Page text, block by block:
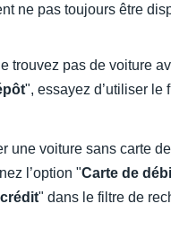
ne pas toujours être
trouvez pas de voiture
", essayez d’utiliser le
une voiture sans carte
l’option "Carte de
" dans le filtre de